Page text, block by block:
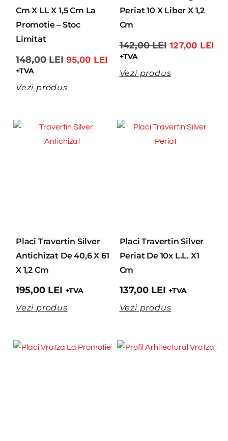
Cm X LL X 1,5 Cm La
Promotie – Stoc
Limitat
148,00LEI 95,00 LEI
+TVA
Vezi produs
Periat 10 X Liber X 1,2
Cm
142,00LEI 127,00 LEI
+TVA
Vezi produs
Placi Travertin Silver
Antichizat De 40,6 X 61
X 1,2 Cm
195,00 LEI +TVA
Vezi produs
Placi Travertin Silver
Periat De 10x L.L. X1
Cm
137,00 LEI +TVA
Vezi produs